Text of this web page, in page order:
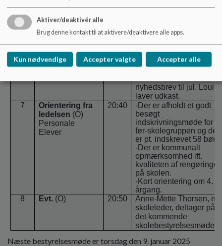
Kvalitetsprogrammet for
Skolebestyrelsen giver
en tilbagemelding på de
mange indspark til SB-
boden på åbent hus
under mini-samfund. Det
nyhedsbrev til jul. Louise
laver udkast.
7
Orientering fra
ledelsen (O)
Personale
Elever
20:40
-Der er afholdt et godt
besøgt
indskrivningsmøde for
før-skolegruppen og der
er pt. indskrevet 58 børn.
-Der er kommunalt
opmærksomhed ift.
kvaliteten af rengøringen
på skolen.
-Kort orientering om 4.
årgang.
8
Evt. (O) 20:50
Anne-Mette Thorsen, ny
skoleleder, deltager på
det kommende
skolebestyrelsesmøde.
Næste bestyrelsesmøde er torsdag den 9. januar 2025
Aktiver/deaktivér alle
Brug denne kontakt til at aktivere/deaktivere alle apps.
Kun nødvendige Accepter valgte Accepter alle